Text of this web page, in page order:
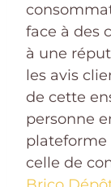
face à des
à une
les avis
de cette
personne
plateforme
celle de